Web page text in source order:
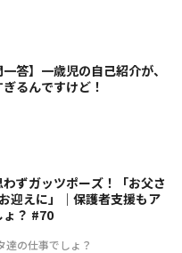
一答】一歳児の自己紹介が、
るんですけど！
達の仕事でしょ？
わずガッツポーズ！「お父さ
迎えに」｜保護者支援もア
ょ？ #70